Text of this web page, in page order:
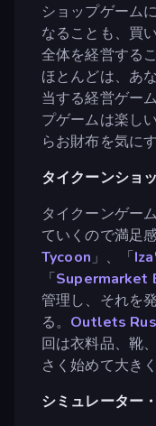
ショップゲーム
なることも、買
全体を経営する
ほとんどは、あ
当する経営ゲー
プゲームは楽し
らお財布を気に
タイクーンショ
タイクーンゲー
ていくので満足感
Tycoon 」、「
「Supermarket
管理し、それを
る。 Outlets
回は衣料品、靴
さく始めて大き
シミュレーター